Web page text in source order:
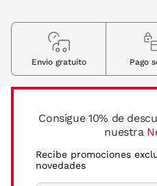
Consigue 10% de
nuestra
Recibe promociones
novedades
Envio gratuito Pago